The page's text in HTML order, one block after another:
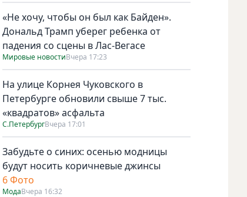
«Не хочу, чтобы он был как Байден».
Дональд Трамп уберег ребенка от
падения со сцены в Лас-Вегасе
Мировые новостиВчера 17:23
На улице Корнея Чуковского в
Петербурге обновили свыше 7 тыс.
«квадратов» асфальта
С.ПетербургВчера 17:01
Забудьте о синих: осенью модницы
будут носить коричневые джинсы
6 Фото
МодаВчера 16:32